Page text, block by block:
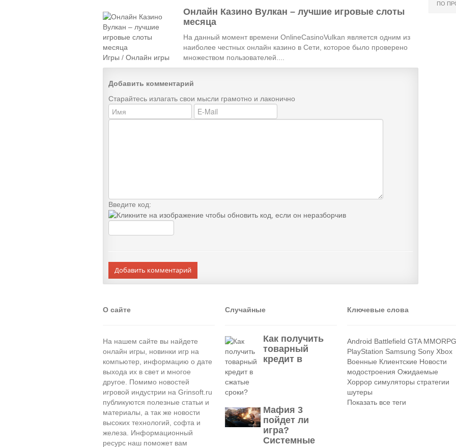
Игры / Онлайн игры
Онлайн Казино Вулкан – лучшие игровые слоты
месяца
На данный момент времени OnlineCasinoVulkan является одним из
наиболее честных онлайн казино в Сети, которое было проверено
множеством пользователей....
Добавить комментарий
Старайтесь излагать свои мысли грамотно и лаконично
Введите код:
Добавить комментарий
ПО
О сайте
На нашем сайте вы найдете
онлайн игры, новинки игр на
компьютер, информацию о дате
выхода их в свет и многое
другое. Помимо новостей
игровой индустрии на Grinsoft.ru
публикуются полезные статьи и
материалы, а так же новости
высоких технологий, софта и
железа. Информационный
ресурс наш поможет вам
Случайные
Как получить
товарный
кредит в
Мафия 3
пойдет ли
игра?
Системные
Ключевые слова
Android Battlefield GTA MMORPG
PlayStation Samsung Sony Xbox
Военные Клиентские Новости
модостроения Ожидаемые
Хоррор симуляторы стратегии
шутеры
Показать все теги